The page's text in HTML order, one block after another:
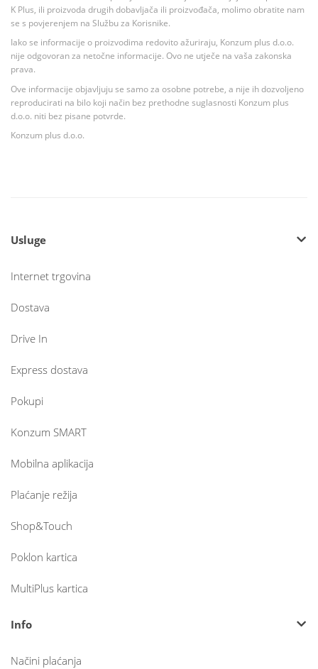
K Plus, ili proizvoda drugih dobavljača ili proizvođača, molimo obratite nam
se s povjerenjem na Službu za Korisnike.
Iako se informacije o proizvodima redovito ažuriraju, Konzum plus d.o.o.
nije odgovoran za netočne informacije. Ovo ne utječe na vaša zakonska
prava.
Ove informacije objavljuju se samo za osobne potrebe, a nije ih dozvoljeno
reproducirati na bilo koji način bez prethodne suglasnosti Konzum plus
d.o.o. niti bez pisane potvrde.
Konzum plus d.o.o.
Usluge
Internet trgovina
Dostava
Drive In
Express dostava
Pokupi
Konzum SMART
Mobilna aplikacija
Plaćanje režija
Shop&Touch
Poklon kartica
MultiPlus kartica
Info
Načini plaćanja